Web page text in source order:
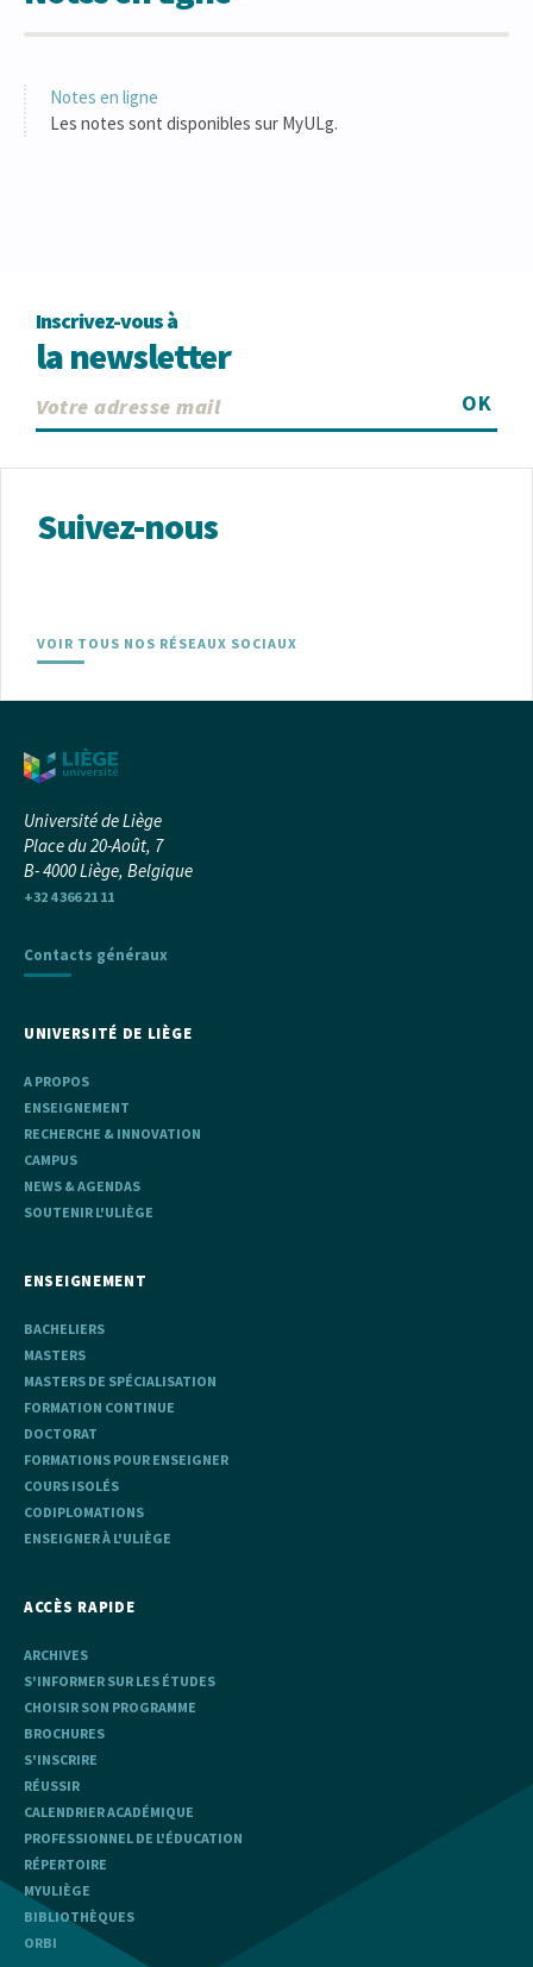
Notes en ligne
Les notes sont disponibles sur MyULg.
Inscrivez-vous à
la newsletter
OK
Suivez-nous
VOIR TOUS NOS RÉSEAUX SOCIAUX
Université de Liège
Place du 20-Août, 7
B- 4000 Liège, Belgique
+32 4 366 21 11
Contacts généraux
UNIVERSITÉ DE LIÈGE
A PROPOS
ENSEIGNEMENT
RECHERCHE & INNOVATION
CAMPUS
NEWS & AGENDAS
SOUTENIR L'ULIÈGE
ENSEIGNEMENT
BACHELIERS
MASTERS
MASTERS DE SPÉCIALISATION
FORMATION CONTINUE
DOCTORAT
FORMATIONS POUR ENSEIGNER
COURS ISOLÉS
CODIPLOMATIONS
ENSEIGNER À L'ULIÈGE
ACCÈS RAPIDE
ARCHIVES
S'INFORMER SUR LES ÉTUDES
CHOISIR SON PROGRAMME
BROCHURES
S'INSCRIRE
RÉUSSIR
CALENDRIER ACADÉMIQUE
PROFESSIONNEL DE L'ÉDUCATION
RÉPERTOIRE
MYULIÈGE
BIBLIOTHÈQUES
ORBI